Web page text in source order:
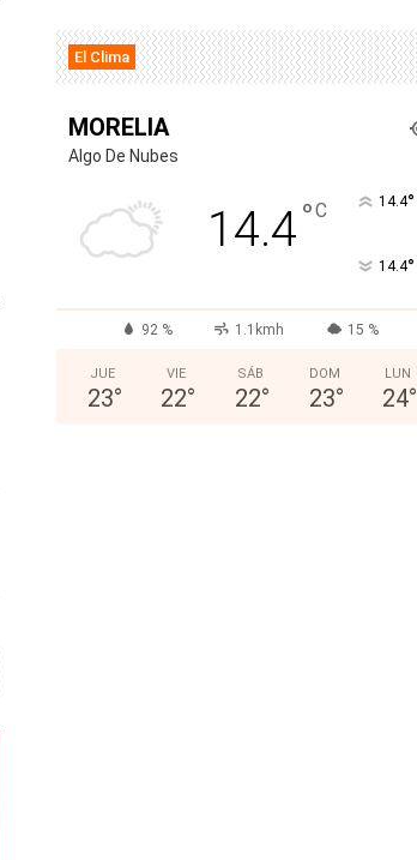
El Clima
MORELIA
Algo De Nubes
14.4°C 14.4°
14.4°
92 % 1.1kmh 15 %
JUE
23°
VIE
22°
SÁB
22°
DOM
23°
LUN
24°